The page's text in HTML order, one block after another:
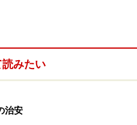
園
みたい
治安